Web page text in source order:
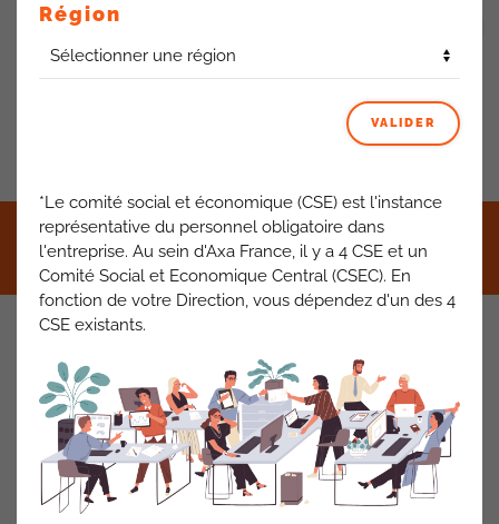
©2021 CFDT AXA France •Mentions légales•
Contact
Région
VALIDER
*Le comité social et économique (CSE) est l'instance
représentative du personnel obligatoire dans
l'entreprise. Au sein d'Axa France, il y a 4 CSE et un
Comité Social et Economique Central (CSEC). En
fonction de votre Direction, vous dépendez d'un des 4
CSE existants.